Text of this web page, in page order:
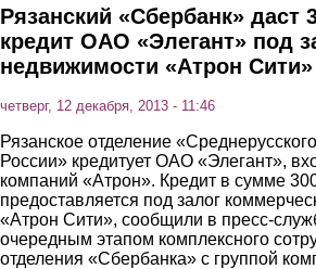
Рязанский «Сбербанк»
кредит ОАО «Элегант» под
недвижимости «Атрон Сити»
четверг, 12 декабря, 2013 - 11:46
Рязанское отделение
России» кредитует ОАО «Элегант»,
компаний «Атрон». Кредит в сумме
предоставляется под залог
«Атрон Сити», сообщили в пресс-
очередным этапом комплексного
отделения «Сбербанка» с группой